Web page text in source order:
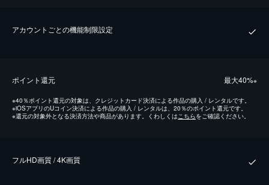
アカウントごとの機能制限設定
ポイント還元 最⼤40%※
※40％ポイント還元の対象は、クレジットカード決済による作品の購入 / レンタルです。
※iOSアプリのUコイン決済による作品の購入 / レンタルは、20％のポイント還元です。
※還元の対象外となる決済方法や商品があります。くわしくは こちらをご確認ください。
フルHD画質 / 4K画質